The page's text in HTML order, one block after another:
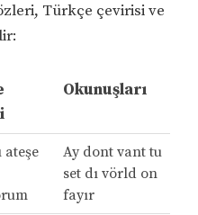
Türkçe çevirisi ve
Okunuşları
ateşe
Ay dont vant tu
set dı vörld on
fayır